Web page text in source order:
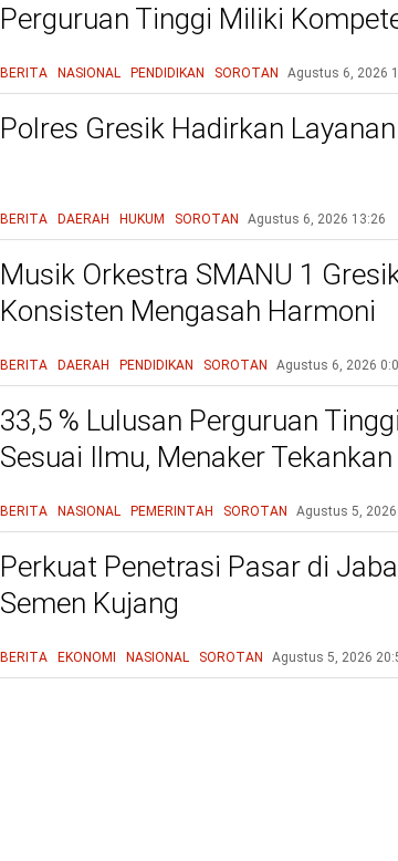
Perguruan Tinggi Miliki
BERITA NASIONAL PENDIDIKAN SOROTAN Agustus 6, 2026
Polres Gresik Hadirkan
BERITA DAERAH HUKUM SOROTAN Agustus 6, 2026 13:26
Musik Orkestra SMANU 1
Konsisten Mengasah Harmoni
BERITA DAERAH PENDIDIKAN SOROTAN Agustus 6, 2026
33,5 % Lulusan Perguruan
Sesuai Ilmu, Menaker
BERITA NASIONAL PEMERINTAH SOROTAN Agustus 5, 2026
Perkuat Penetrasi Pasar di
Semen Kujang
BERITA EKONOMI NASIONAL SOROTAN Agustus 5, 2026